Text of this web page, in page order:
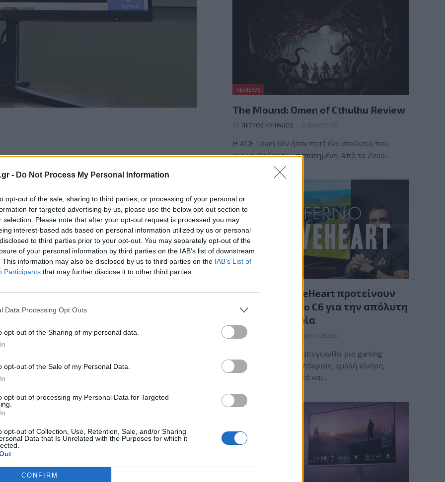
- Do Not Process My Personal Information
opt-out of the sale, sharing to third parties, or processing of your personal or
for targeted advertising by us, please use the below opt-out section to
selection. Please note that after your opt-out request is processed you may
interest-based ads based on personal information utilized by us or personal
to third parties prior to your opt-out. You may separately opt-out of the
of your personal information by third parties on the IAB’s list of downstream
This information may also be disclosed by us to third parties on the IAB’s List of
Participants that may further disclose it to other third parties.
Data Processing Opt Outs
opt-out of the Sharing of my personal data.
opt-out of the Sale of my Personal Data.
opt-out of processing my Personal Data for Targeted
opt-out of Collection, Use, Retention, Sale, and/or Sharing
Data that Is Unrelated with the Purposes for which it
CONFIRM
με τέτοιο τρόπο, ώστε να
και το C27G2ZU δεν θα μπορούσε
design.
την προσοχή είναι το
τους gamers, οι οποίοι
REVIEWS
The Mound: Omen of Cthulhu Review
BY ΠΈΤΡΟΣ ΚΥΠΡΑΊΟΣ 03/08/2026
Η ACE Team δεν ήταν ποτέ ένα στούντιο που
ακολουθούσε την πεπατημένη. Από τα Zeno…
Οι InfernoBraveHeart προτείνουν
την LG OLED evo C6 για την απόλυτη
gaming εμπειρία
BY ΕΛΈΝΗ ΣΑΡΑΝΤΆΚΗ 28/07/2026
Τι χρειάζεται για να απογειωθεί μια gaming
εμπειρία; Γρήγορη απόκριση, ομαλή κίνηση,
εντυπωσιακά γραφικά και…